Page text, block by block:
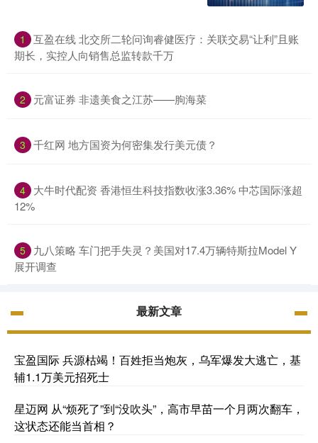
1
互盈在线 北交所二轮问询睿健医疗：关联交易“让利”且账
期长，实控人向销售总监转款千万
2 元富证券 非遗美食之江苏——朐海菜
3 千红网 地方国资为何密集发行美元债？
4 大牛时代配资 香港恒生科技指数收涨3.36% 中芯国际涨超
12%
5 九八策略 车门把手失灵？美国对17.4万辆特斯拉Model Y
展开调查
最新文章
宝盈国际 兵源枯竭！百姓拒当炮灰，乌军爆发大逃亡，基
辅1.1万美元招死士
星迈网 从“烦死了”到“没吹头”，高市早苗一个月两次翻车，
这状态还能当首相？